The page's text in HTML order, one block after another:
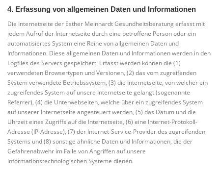
4. Erfassung von allgemeinen Daten und Informationen
Die Internetseite der Esther Meinhardt Gesundheitsberatung erfasst mit
jedem Aufruf der Internetseite durch eine betroffene Person oder ein
automatisiertes System eine Reihe von allgemeinen Daten und
Informationen. Diese allgemeinen Daten und Informationen werden in den
Logfiles des Servers gespeichert. Erfasst werden können die (1)
verwendeten Browsertypen und Versionen, (2) das vom zugreifenden
System verwendete Betriebssystem, (3) die Internetseite, von welcher ein
zugreifendes System auf unsere Internetseite gelangt (sogenannte
Referrer), (4) die Unterwebseiten, welche über ein zugreifendes System
auf unserer Internetseite angesteuert werden, (5) das Datum und die
Uhrzeit eines Zugriffs auf die Internetseite, (6) eine Internet-Protokoll-
Adresse (IP-Adresse), (7) der Internet-Service-Provider des zugreifenden
Systems und (8) sonstige ähnliche Daten und Informationen, die der
Gefahrenabwehr im Falle von Angriffen auf unsere
informationstechnologischen Systeme dienen.